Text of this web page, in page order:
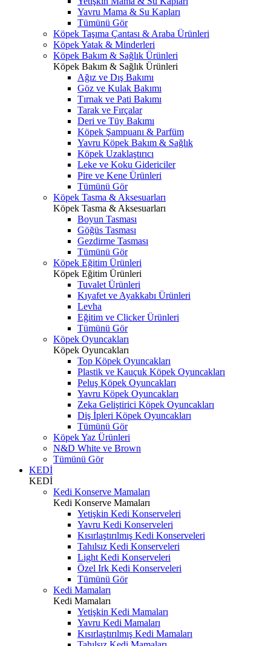
Yavru Mama & Su Kapları
Tümünü Gör
Köpek Taşıma Çantası & Araba Ürünleri
Köpek Yatak & Minderleri
Köpek Bakım & Sağlık Ürünleri
Köpek Bakım & Sağlık Ürünleri
Ağız ve Dış Bakımı
Göz ve Kulak Bakımı
Tırnak ve Pati Bakımı
Tarak ve Fırçalar
Deri ve Tüy Bakımı
Köpek Şampuanı & Parfüm
Yavru Köpek Bakım & Sağlık
Köpek Uzaklaştırıcı
Leke ve Koku Gidericiler
Pire ve Kene Ürünleri
Tümünü Gör
Köpek Tasma & Aksesuarları
Köpek Tasma & Aksesuarları
Boyun Tasması
Göğüs Tasması
Gezdirme Tasması
Tümünü Gör
Köpek Eğitim Ürünleri
Köpek Eğitim Ürünleri
Tuvalet Ürünleri
Kıyafet ve Ayakkabı Ürünleri
Levha
Eğitim ve Clicker Ürünleri
Tümünü Gör
Köpek Oyuncakları
Köpek Oyuncakları
Top Köpek Oyuncakları
Plastik ve Kauçuk Köpek Oyuncakları
Peluş Köpek Oyuncakları
Yavru Köpek Oyuncakları
Zeka Geliştirici Köpek Oyuncakları
Diş İpleri Köpek Oyuncakları
Tümünü Gör
Köpek Yaz Ürünleri
N&D White ve Brown
Tümünü Gör
KEDİ
KEDİ
Kedi Konserve Mamaları
Kedi Konserve Mamaları
Yetişkin Kedi Konserveleri
Yavru Kedi Konserveleri
Kısırlaştırılmış Kedi Konserveleri
Tahılsız Kedi Konserveleri
Light Kedi Konserveleri
Özel Irk Kedi Konserveleri
Tümünü Gör
Kedi Mamaları
Kedi Mamaları
Yetişkin Kedi Mamaları
Yavru Kedi Mamaları
Kısırlaştırılmış Kedi Mamaları